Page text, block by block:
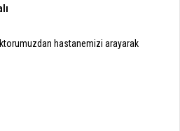
hastanemizi arayarak